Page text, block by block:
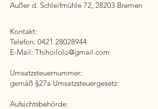
Außer d. Schleifmühle 72, 28203 Bremen
Kontakt:
Telefon: 0421 28028944
E-Mail: Thihoilolo@gmail.com
Umsatzsteuernummer:
gemäß §27a Umsatzsteuergesetz:
Aufsichtsbehörde: